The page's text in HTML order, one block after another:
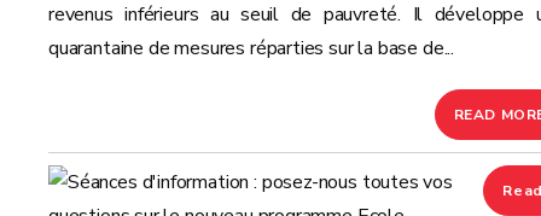
revenus inférieurs au seuil de pauvreté. Il développe
quarantaine de mesures réparties sur la base de...
READ